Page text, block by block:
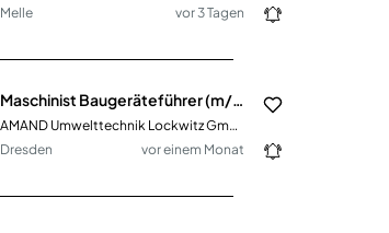
Melle
vor 3 Tagen
Maschinist Baugeräteführer (m/w/d) für Radlader und Bagger
AMAND Umwelttechnik Lockwitz GmbH & Co. KG
Dresden
vor einem Monat